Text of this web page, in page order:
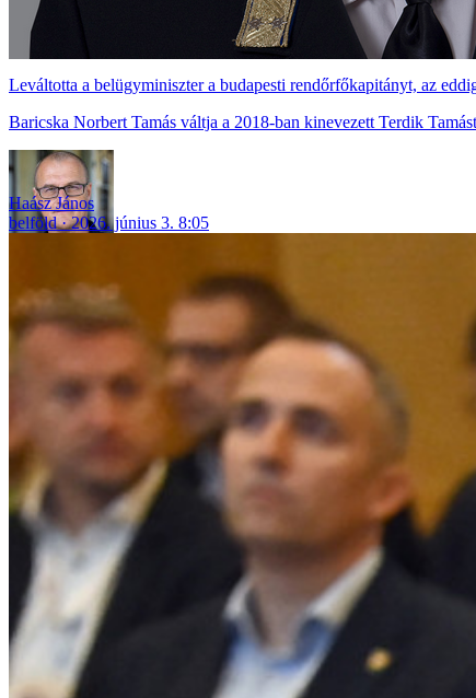
Leváltotta a belügyminiszter a budapesti rendőrfőkapitányt, az
Baricska Norbert Tamás váltja a 2018-ban kinevezett Terdik
Haász János
belföld
2026. június 3. 8:05